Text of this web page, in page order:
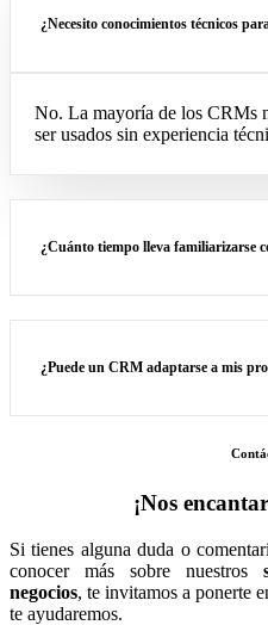
¿Necesito conocimientos técnicos
No. La mayoría de los CRMs
ser usados sin experiencia
¿Cuánto tiempo lleva familiarizarse
¿Puede un CRM adaptarse a mis
¡Nos
Si tienes alguna duda o
conocer más sobre nuestros
negocios, te invitamos a ponerte
te ayudaremos.